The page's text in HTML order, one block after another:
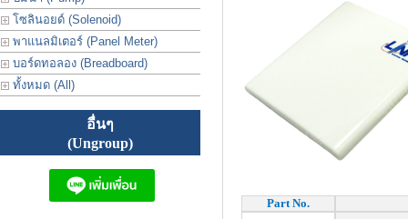
โซลินอยด์ (Solenoid)
พาแนลมิเตอร์ (Panel Meter)
บอร์ดทอลอง (Breadboard)
ทั้งหมด (All)
อื่นๆ
(Ungroup)
Part No.